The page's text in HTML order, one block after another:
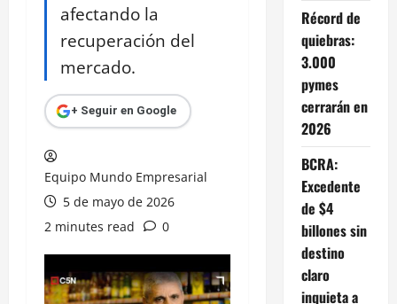
afectando la
recuperación del
mercado.
+ Seguir en Google
Equipo Mundo Empresarial
5 de mayo de 2026
2 minutes read
0
Récord de
quiebras:
3.000
pymes
cerrarán en
2026
BCRA:
Excedente
de $4
billones sin
destino
claro
inquieta a